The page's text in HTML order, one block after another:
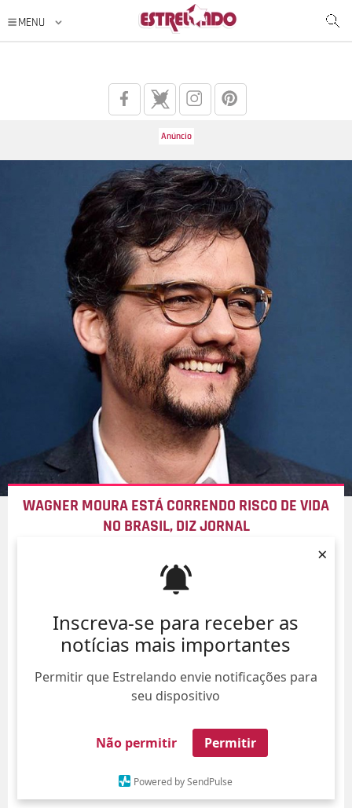
Inscreva-se para receber as
notícias mais importantes
Permitir que Estrelando envie notificações para
seu dispositivo
Não permitir Permitir
Powered by SendPulse
×
WAGNER MOURA ESTÁ CORRENDO RISCO DE VIDA
NO BRASIL, DIZ JORNAL